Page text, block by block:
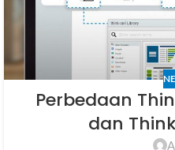
Perbedaan
dan